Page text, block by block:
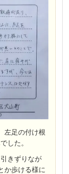
左足の付け根
した。
きずりなが
か歩ける様に